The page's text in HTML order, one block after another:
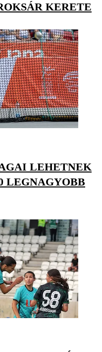
KERETE
LEHETNEK
LEGNAGYOBB